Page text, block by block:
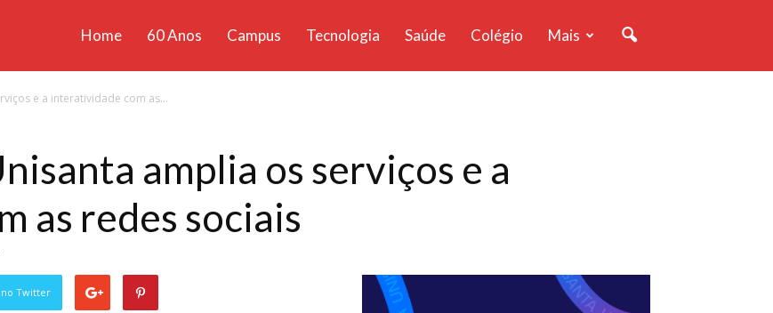
Home 60 Anos Campus Tecnologia Saúde Colégio Mais
e a interatividade com as...
amplia os serviços e a
as redes sociais
Twitter